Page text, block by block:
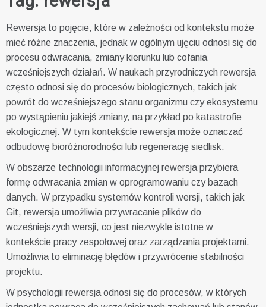
Rewersja to pojęcie, które w zależności od kontekstu może
mieć różne znaczenia, jednak w ogólnym ujęciu odnosi się do
procesu odwracania, zmiany kierunku lub cofania
wcześniejszych działań. W naukach przyrodniczych rewersja
często odnosi się do procesów biologicznych, takich jak
powrót do wcześniejszego stanu organizmu czy ekosystemu
po wystąpieniu jakiejś zmiany, na przykład po katastrofie
ekologicznej. W tym kontekście rewersja może oznaczać
odbudowę bioróżnorodności lub regenerację siedlisk.
W obszarze technologii informacyjnej rewersja przybiera
formę odwracania zmian w oprogramowaniu czy bazach
danych. W przypadku systemów kontroli wersji, takich jak
Git, rewersja umożliwia przywracanie plików do
wcześniejszych wersji, co jest niezwykle istotne w
kontekście pracy zespołowej oraz zarządzania projektami.
Umożliwia to eliminację błędów i przywrócenie stabilności
projektu.
W psychologii rewersja odnosi się do procesów, w których